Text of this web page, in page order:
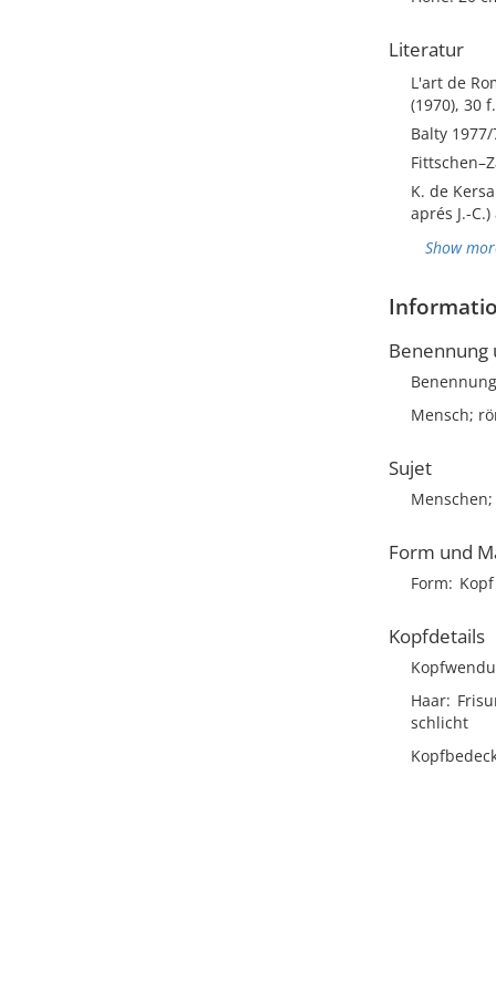
Literatur
L'art de
(1970), 30
Balty
K. de
aprés J.-
Show
Benennung
Benennung
Mensch;
Sujet
Form und
Form Kopf
Kopfdetails
Haar
schlicht